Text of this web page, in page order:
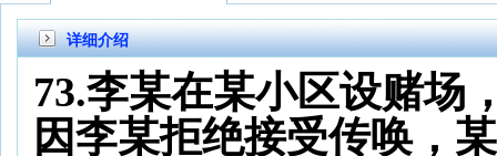
详细介绍
73.李某在某小区设赌场
因李某拒绝接受传唤，